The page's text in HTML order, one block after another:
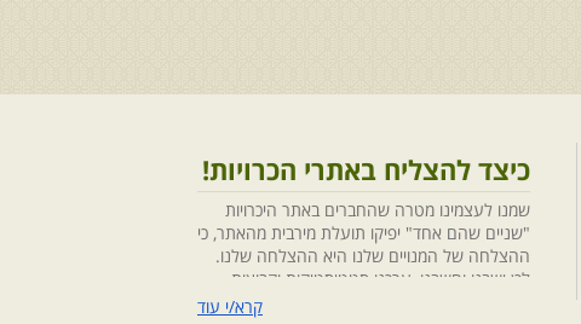
כיצד להצליח באתרי הכרויות!
שמנו לעצמינו מטרה שהחברים באתר היכרויות
"שניים שהם אחד" יפיקו תועלת מירבית מהאתר, כי
ההצלחה של המנויים שלנו היא ההצלחה שלנו.
לכן ישבנו וחשבנו ,ערכנו סטטיסטיקות וקבוצות
מיקוד, בחנו התנהגויות ומגמות והמסקנה החדקרא/י עוד